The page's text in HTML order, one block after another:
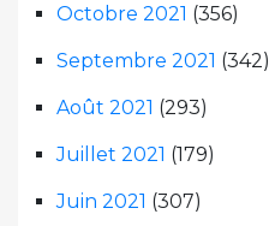
Octobre 2021 (356)
Septembre 2021 (342)
Août 2021 (293)
Juillet 2021 (179)
Juin 2021 (307)